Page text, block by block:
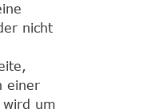
nicht
einer
wird um